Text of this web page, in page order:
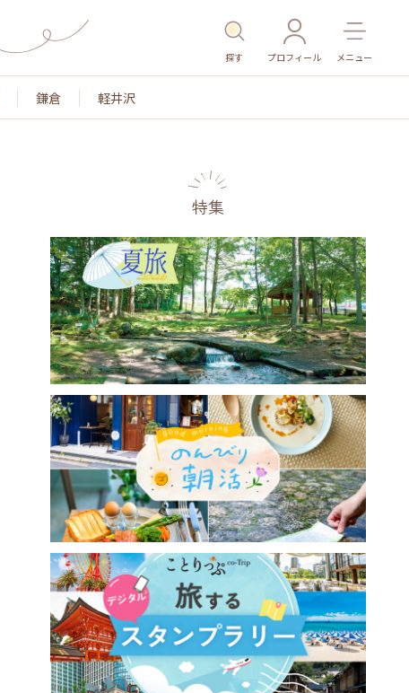
探す プロフィール メニュー
鎌倉 軽井沢
名所・旧跡 温泉・スパ その他施設 ごはん
特集